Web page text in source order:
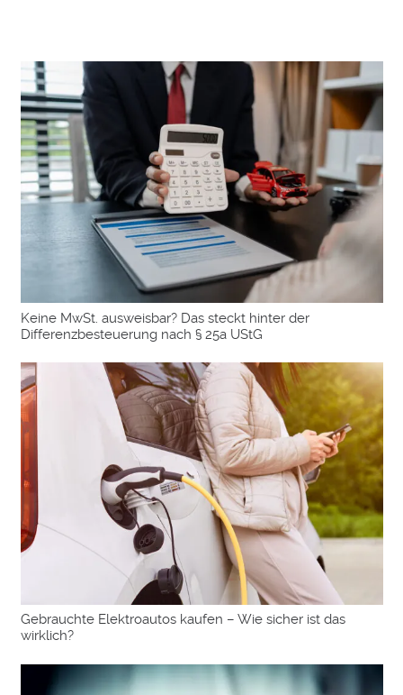
Keine MwSt. ausweisbar? Das steckt hinter der
Differenzbesteuerung nach § 25a UStG
Gebrauchte Elektroautos kaufen – Wie sicher ist das
wirklich?